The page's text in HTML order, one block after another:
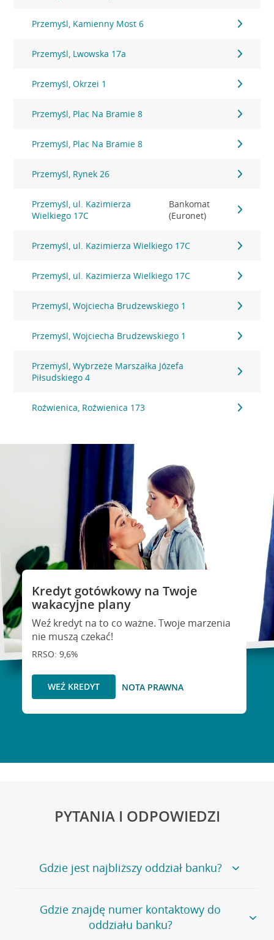
Przemyśl, Kamienny Most 6
Przemyśl, Lwowska 17a
Przemyśl, Okrzei 1
Przemyśl, Plac Na Bramie 8
Przemyśl, Plac Na Bramie 8
Przemyśl, Rynek 26
Przemyśl, ul. Kazimierza
Wielkiego 17C
Bankomat
(Euronet)
Przemyśl, ul. Kazimierza Wielkiego 17C
Przemyśl, ul. Kazimierza Wielkiego 17C
Przemyśl, Wojciecha Brudzewskiego 1
Przemyśl, Wojciecha Brudzewskiego 1
Przemyśl, Wybrzeże Marszałka Józefa
Piłsudskiego 4
Roźwienica, Roźwienica 173
Kredyt gotówkowy na Twoje
wakacyjne plany
Weź kredyt na to co ważne. Twoje marzenia
nie muszą czekać!
RRSO: 9,6%
WEŹ KREDYT NOTA PRAWNA
PYTANIA I ODPOWIEDZI
Gdzie jest najbliższy oddział banku?
Jeśli szukasz oddziału naszego banku, zapraszamy na
stronęPlacówki i bankomaty, na której znajduje się
wygodna wyszukiwarka.
Gdzie znajdę numer kontaktowy do
oddziału banku?